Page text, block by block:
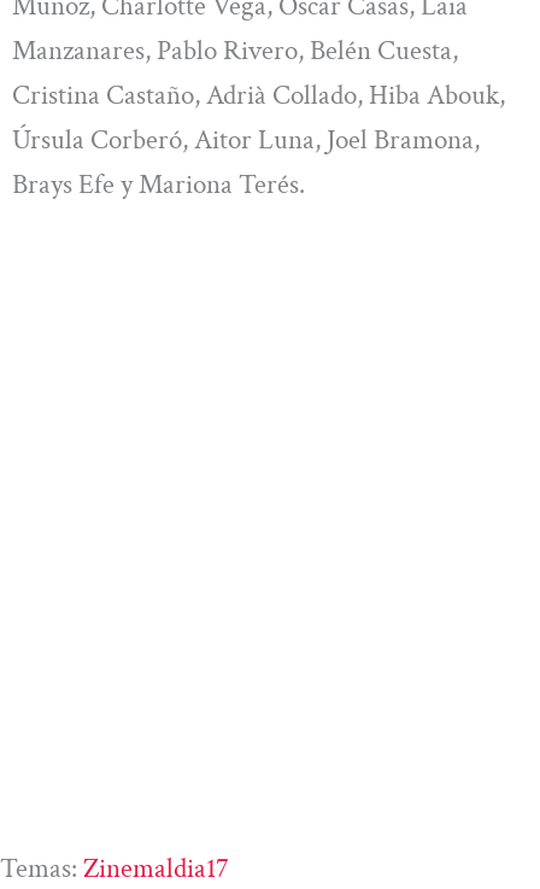
Manzanares, Pablo Rivero, Belén Cuesta,
Cristina Castaño, Adrià Collado, Hiba Abouk,
Úrsula Corberó, Aitor Luna, Joel Bramona,
Brays Efe y Mariona Terés.
Temas: Zinemaldia17